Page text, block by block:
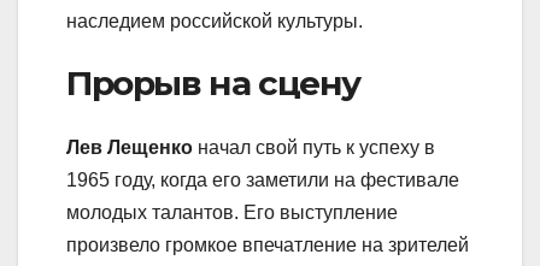
наследием российской культуры.
Прорыв на сцену
Лев Лещенко начал свой путь к успеху в
1965 году, когда его заметили на фестивале
молодых талантов. Его выступление
произвело громкое впечатление на зрителей